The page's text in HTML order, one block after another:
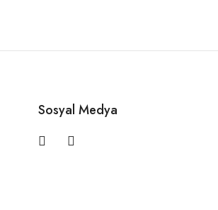
Sosyal Medya